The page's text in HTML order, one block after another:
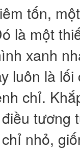
tốn,
là một
xanh
luôn là
chỉ.
tương
nhỏ,